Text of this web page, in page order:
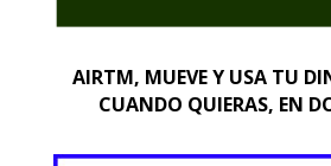
AIRTM, MUEVE Y USA TU
CUANDO QUIERAS, EN